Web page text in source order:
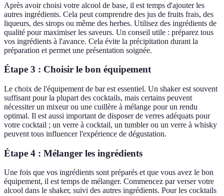
Après avoir choisi votre alcool de base, il est temps d'ajouter les
autres ingrédients. Cela peut comprendre des jus de fruits frais, des
liqueurs, des sirops ou même des herbes. Utilisez des ingrédients de
qualité pour maximiser les saveurs. Un conseil utile : préparez tous
vos ingrédients à l'avance. Cela évite la précipitation durant la
préparation et permet une présentation soignée.
Étape 3 : Choisir le bon équipement
Le choix de l'équipement de bar est essentiel. Un shaker est souvent
suffisant pour la plupart des cocktails, mais certains peuvent
nécessiter un mixeur ou une cuillère à mélange pour un rendu
optimal. Il est aussi important de disposer de verres adéquats pour
votre cocktail ; un verre à cocktail, un tumbler ou un verre à whisky
peuvent tous influencer l'expérience de dégustation.
Étape 4 : Mélanger les ingrédients
Une fois que vos ingrédients sont préparés et que vous avez le bon
équipement, il est temps de mélanger. Commencez par verser votre
alcool dans le shaker, suivi des autres ingrédients. Pour les cocktails